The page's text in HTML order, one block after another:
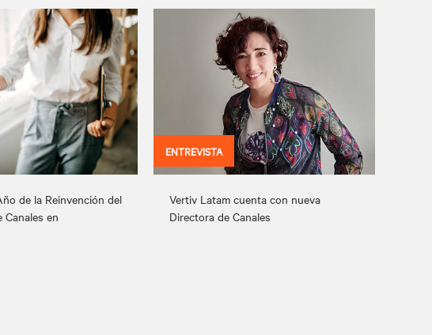
de la Reinvención del
Canales en
ENTREVISTA
Vertiv Latam cuenta con nueva
Directora de Canales